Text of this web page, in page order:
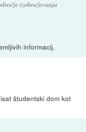
izobraževanja
informacij.
študentski dom kot